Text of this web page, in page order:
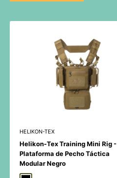
HELIKON-TEX
Helikon-Tex Training Mini Rig -
Plataforma de Pecho Táctica
Modular Negro